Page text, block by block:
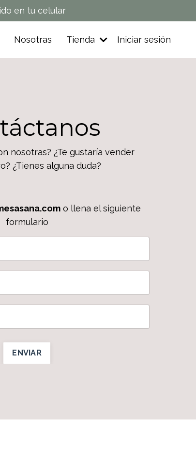
en tu celular
Nosotras Tienda Iniciar sesión
nosotras? ¿Te gustaría vender
¿Tienes alguna duda?
o llena el siguiente
formulario
ENVIAR